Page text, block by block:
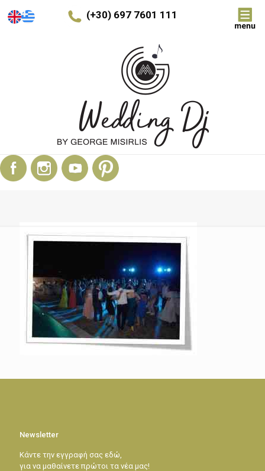
(+30) 697 7601 111
Newsletter
Κάντε την εγγραφή σας εδώ,
για να μαθαίνετε πρώτοι τα νέα μας!